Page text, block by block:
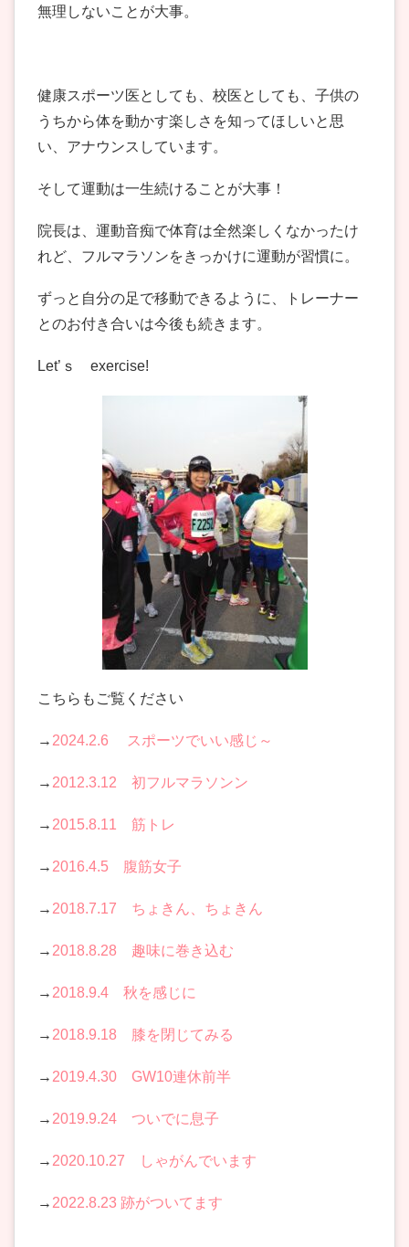
無理しないことが大事。
健康スポーツ医としても、校医としても、子供の
うちから体を動かす楽しさを知ってほしいと思
い、アナウンスしています。
そして運動は一生続けることが大事！
院長は、運動音痴で体育は全然楽しくなかったけ
れど、フルマラソンをきっかけに運動が習慣に。
ずっと自分の足で移動できるように、トレーナー
とのお付き合いは今後も続きます。
Let’ｓ exercise!
こちらもご覧ください
→ 2024.2.6 スポーツでいい感じ～
→ 2012.3.12 初フルマラソンン
→ 2015.8.11 筋トレ
→ 2016.4.5 腹筋女子
→ 2018.7.17 ちょきん、ちょきん
→ 2018.8.28 趣味に巻き込む
→ 2018.9.4 秋を感じに
→ 2018.9.18 膝を閉じてみる
→ 2019.4.30 GW10連休前半
→ 2019.9.24 ついでに息子
→ 2020.10.27 しゃがんでいます
→ 2022.8.23 跡がついてます